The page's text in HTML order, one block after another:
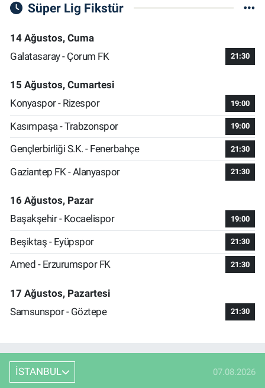
Süper Lig Fikstür
14 Ağustos, Cuma
Galatasaray - Çorum FK
21:30
15 Ağustos, Cumartesi
Konyaspor - Rizespor
19:00
Kasımpaşa - Trabzonspor 19:00
Gençlerbirliği S.K. - Fenerbahçe 21:30
Gaziantep FK - Alanyaspor 21:30
16 Ağustos, Pazar
Başakşehir - Kocaelispor
19:00
Beşiktaş - Eyüpspor 21:30
Amed - Erzurumspor FK 21:30
17 Ağustos, Pazartesi
Samsunspor - Göztepe
21:30
İSTANBUL 07.08.2026